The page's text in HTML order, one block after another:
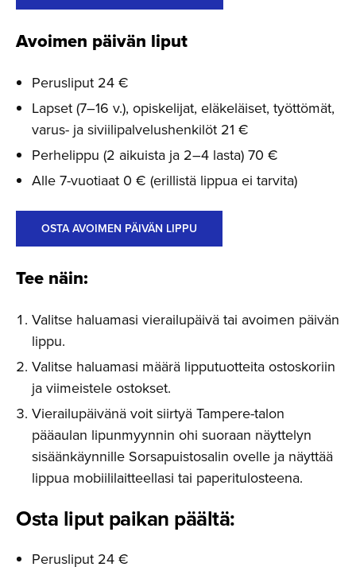
Avoimen päivän liput
Perusliput 24 €
Lapset (7–16 v.), opiskelijat, eläkeläiset, työttömät,
varus- ja siviilipalvelushenkilöt 21 €
Perhelippu (2 aikuista ja 2–4 lasta) 70 €
Alle 7-vuotiaat 0 € (erillistä lippua ei tarvita)
OSTA AVOIMEN PÄIVÄN LIPPU
Tee näin:
Valitse haluamasi vierailupäivä tai avoimen päivän
lippu.
Valitse haluamasi määrä lipputuotteita ostoskoriin
ja viimeistele ostokset.
Vierailupäivänä voit siirtyä Tampere-talon
pääaulan lipunmyynnin ohi suoraan näyttelyn
sisäänkäynnille Sorsapuistosalin ovelle ja näyttää
lippua mobiililaitteellasi tai paperitulosteena.
Osta liput paikan päältä:
Perusliput 24 €